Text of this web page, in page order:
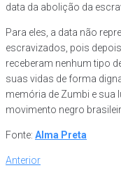
data da abolição da
Para eles, a data não
escravizados, pois
receberam nenhum tipo
suas vidas de forma
memória de Zumbi e sua
movimento negro
Fonte: Alma Preta
Navegação
Anterior
Anterior